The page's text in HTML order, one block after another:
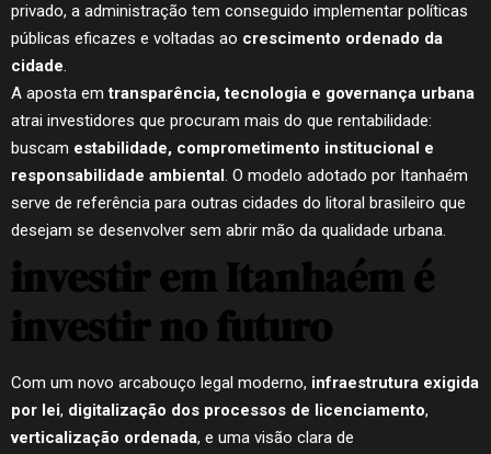
privado, a administração tem conseguido implementar políticas
públicas eficazes e voltadas ao crescimento ordenado da
cidade.
A aposta emtransparência, tecnologia e governança urbana
atrai investidores que procuram mais do que rentabilidade:
buscam estabilidade, comprometimento institucional e
responsabilidade ambiental. O modelo adotado por Itanhaém
serve de referência para outras cidades do litoral brasileiro que
desejam se desenvolver sem abrir mão da qualidade urbana.
investir em Itanhaém é
investir no futuro
Com um novo arcabouço legal moderno, infraestrutura exigida
por lei, digitalização dos processos de licenciamento,
verticalização ordenada, e uma visão clara de